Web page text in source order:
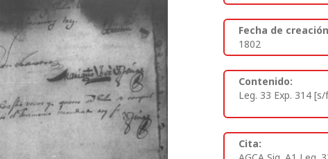
Fecha de
1802
Contenido:
Leg. 33 Exp. 314
Cita: